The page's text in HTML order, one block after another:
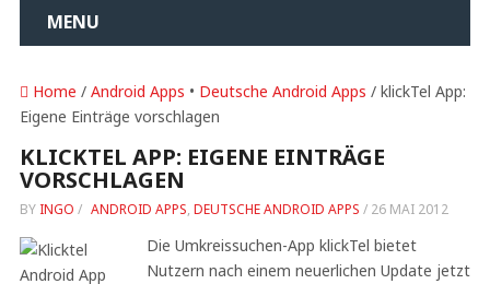
MENU
Home / Android Apps • Deutsche Android Apps / klickTel App:
Eigene Einträge vorschlagen
KLICKTEL APP: EIGENE EINTRÄGE
VORSCHLAGEN
BY INGO / ANDROID APPS, DEUTSCHE ANDROID APPS / 26 MAI 2012
Die Umkreissuchen-App klickTel bietet
Nutzern nach einem neuerlichen Update jetzt